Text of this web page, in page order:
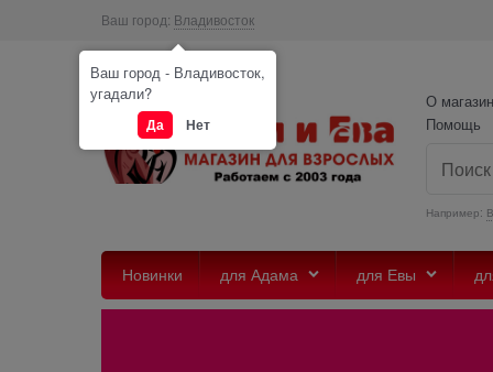
Ваш город: Владивосток
О
Помощь
Например:
Новинки для Адама для Евы
Ваш город - Владивосток,
угадали?
Да Нет